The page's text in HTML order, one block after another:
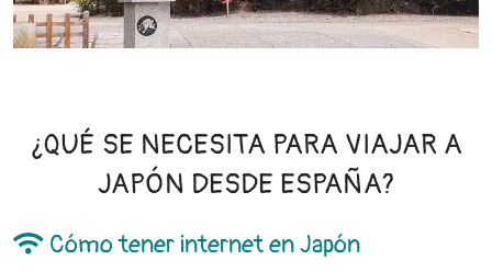
¿QUÉ SE NECESITA PARA VIAJAR A
JAPÓN DESDE ESPAÑA?
Cómo tener internet en Japón